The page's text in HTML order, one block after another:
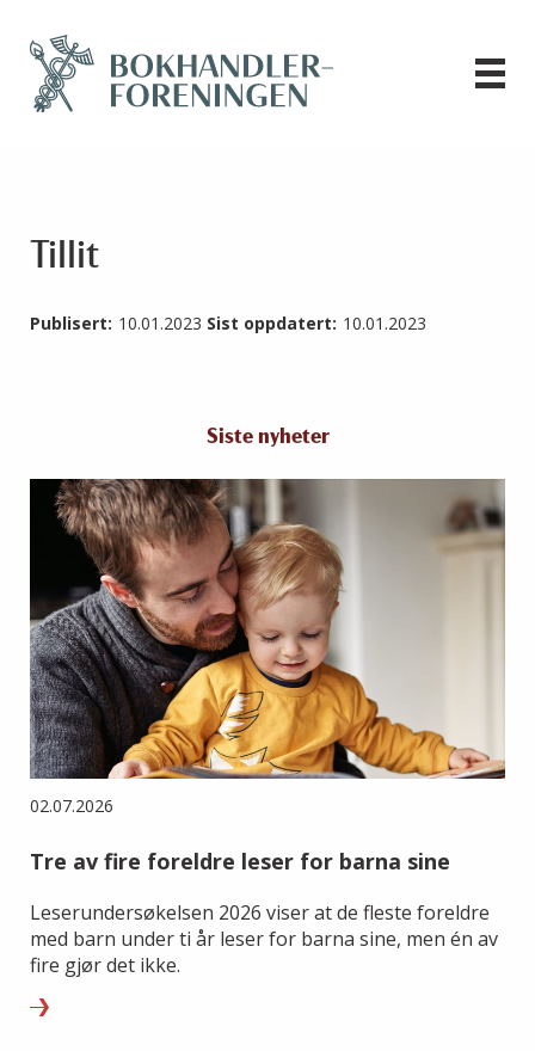
Tillit
Publisert: 10.01.2023 Sist oppdatert: 10.01.2023
Siste nyheter
02.07.2026
Tre av fire foreldre leser for barna sine
Leserundersøkelsen 2026 viser at de fleste foreldre
med barn under ti år leser for barna sine, men én av
fire gjør det ikke.